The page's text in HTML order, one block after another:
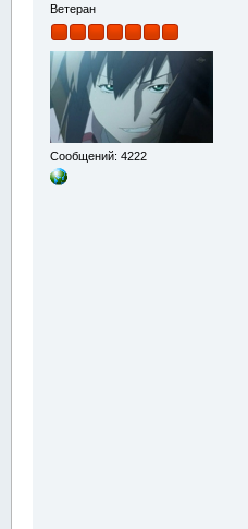
Ветеран
Сообщений: 4222